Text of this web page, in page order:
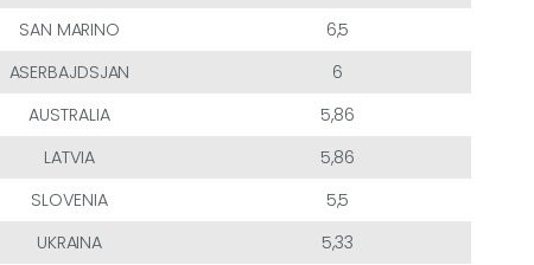
SAN MARINO
6,5
ASERBAJDSJAN
6
AUSTRALIA
5,86
LATVIA
5,86
SLOVENIA
5,5
UKRAINA
5,33